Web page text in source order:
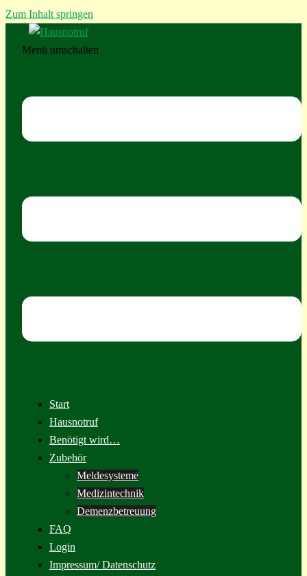
Zum Inhalt springen
Menü umschalten
Start
Hausnotruf
Benötigt wird…
Zubehör
Meldesysteme
Medizintechnik
Demenzbetreuung
FAQ
Login
Impressum/ Datenschutz